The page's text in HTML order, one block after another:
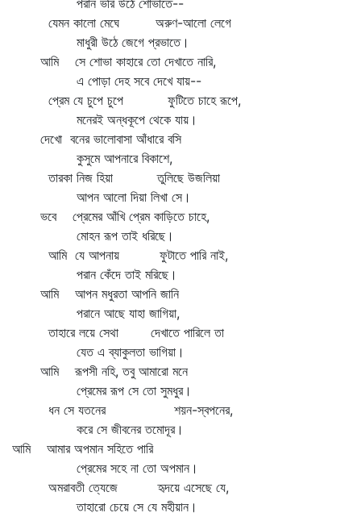
পরান ভরি উঠে শোভাতে--
যেমন কালো মেঘে অরুণ-আলো লেগে
মাধুরী উঠে জেগে প্রভাতে।
আমি সে শোভা কাহারে তো দেখাতে নারি,
এ পোড়া দেহ সবে দেখে যায়--
প্রেম যে চুপে চুপে ফুটিতে চাহে রূপে,
মনেরই অন্ধকূপে থেকে যায়।
দেখো বনের ভালোবাসা আঁধারে বসি
কুসুমে আপনারে বিকাশে,
তারকা নিজ হিয়া তুলিছে উজলিয়া
আপন আলো দিয়া লিখা সে।
ভবে প্রেমের আঁখি প্রেম কাড়িতে চাহে,
মোহন রূপ তাই ধরিছে।
আমি যে আপনায় ফুটাতে পারি নাই,
পরান কেঁদে তাই মরিছে।
আমি আপন মধুরতা আপনি জানি
পরানে আছে যাহা জাগিয়া,
তাহারে লয়ে সেথা দেখাতে পারিলে তা
যেত এ ব্যাকুলতা ভাগিয়া।
আমি রূপসী নহি, তবু আমারো মনে
প্রেমের রূপ সে তো সুমধুর।
ধন সে যতনের শয়ন-স্বপনের,
করে সে জীবনের তমোদূর।
আমি আমার অপমান সহিতে পারি
প্রেমের সহে না তো অপমান।
অমরাবতী ত্যেজে হৃদয়ে এসেছে যে,
তাহারো চেয়ে সে যে মহীয়ান।